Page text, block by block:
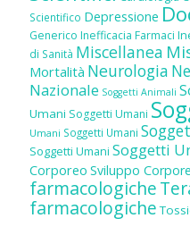
Scientifico Depressione
Generico Inefficacia Farmaci
di Sanità Miscellanea
Mortalità Neurologia
Nazionale Soggetti Animali
Umani Soggetti Umani
Umani Soggetti Umani
Soggetti Umani Soggetti
Corporeo Sviluppo
farmacologiche
farmacologiche